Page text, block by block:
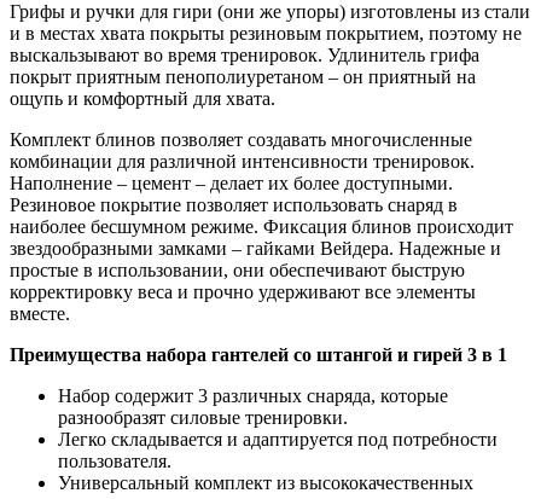
Грифы и ручки для гири (они же упоры) изготовлены из стали
и в местах хвата покрыты резиновым покрытием, поэтому не
выскальзывают во время тренировок. Удлинитель грифа
покрыт приятным пенополиуретаном – он приятный на
ощупь и комфортный для хвата.
Комплект блинов позволяет создавать многочисленные
комбинации для различной интенсивности тренировок.
Наполнение – цемент – делает их более доступными.
Резиновое покрытие позволяет использовать снаряд в
наиболее бесшумном режиме. Фиксация блинов происходит
звездообразными замками – гайками Вейдера. Надежные и
простые в использовании, они обеспечивают быструю
корректировку веса и прочно удерживают все элементы
вместе.
Преимущества набора гантелей со штангой и гирей 3 в 1
Набор содержит 3 различных снаряда, которые
разнообразят силовые тренировки.
Легко складывается и адаптируется под потребности
пользователя.
Универсальный комплект из высококачественных